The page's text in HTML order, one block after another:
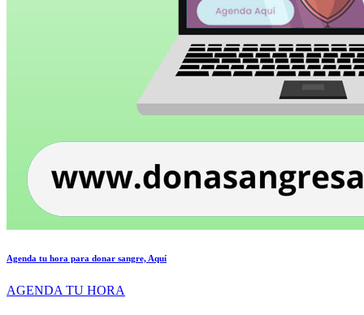
Agenda tu hora para donar sangre, Aquí
AGENDA TU HORA